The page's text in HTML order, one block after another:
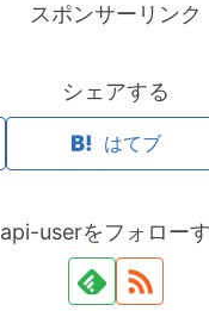
スポンサーリンク
シェアする
はてブ
api-userをフォロー